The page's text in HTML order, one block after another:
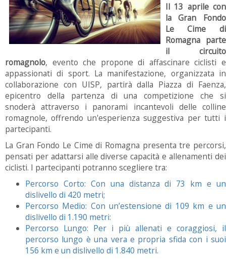
Il 13 aprile con
la Gran Fondo
Le Cime di
Romagna parte
il circuito
romagnolo, evento che propone di affascinare ciclisti e
appassionati di sport. La manifestazione, organizzata in
collaborazione con UISP, partirà dalla Piazza di Faenza,
epicentro della partenza di una competizione che si
snoderà attraverso i panorami incantevoli delle colline
romagnole, offrendo un'esperienza suggestiva per tutti i
partecipanti.
La Gran Fondo Le Cime di Romagna presenta tre percorsi,
pensati per adattarsi alle diverse capacità e allenamenti dei
ciclisti. I partecipanti potranno scegliere tra:
Percorso Corto: Con una distanza di 73 km e un
dislivello di 420 metri;
Percorso Medio: Con un’estensione di 109 km e un
dislivello di 1.190 metri:
Percorso Lungo: Per i più allenati e coraggiosi, il
percorso lungo è una vera e propria sfida con i suoi
156 km e un dislivello di 1.840 metri.